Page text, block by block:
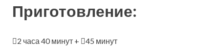
Приготовление:
2 часа 40 минут + 45 минут